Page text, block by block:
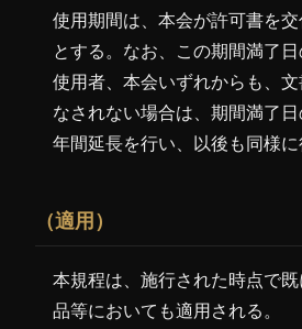
使用期間は、本会が許可書を
とする。なお、この期間満了日
使用者、本会いずれからも、
なされない場合は、期間満了
年間延長を行い、以後も同様に
（適用）
本規程は、施行された時点で
品等においても適用される。